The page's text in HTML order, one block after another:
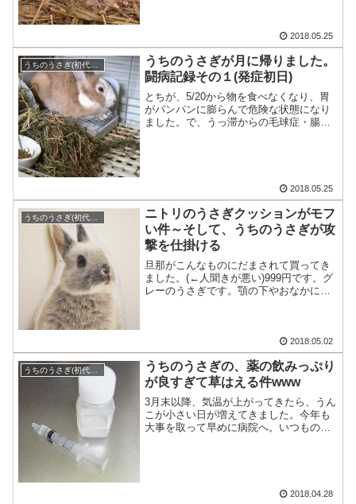
2018.05.25
うちのうさぎ(初代とち)
うちのうさぎが月に帰りました。
闘病記録その１(発症初日)
とちが、5/20から物を食べなくなり、胃
がパンパンに膨らんで危険な状態になり
ました。で、うっ滞からの毛球症・腸閉
2018.05.25
うちのうさぎ(初代とち)
ニトリのうさぎクッションがモフ
い件～そして、うちのうさぎが攻
撃を仕掛ける
旦那がこんなものにだまされて買ってき
ました。(←人聞きが悪い)999円です。グ
レーのうさぎです。顎の下やおなかに白
2018.05.02
うちのうさぎ(初代とち)
うちのうさぎの、薬の飲みっぷり
が良すぎて草はえる件www
3月末以降、気温が上がってきたら、うん
こが小さい日が増えてきました。今年も
大事を取って早めに病院へ。いつもの水
2018.04.28